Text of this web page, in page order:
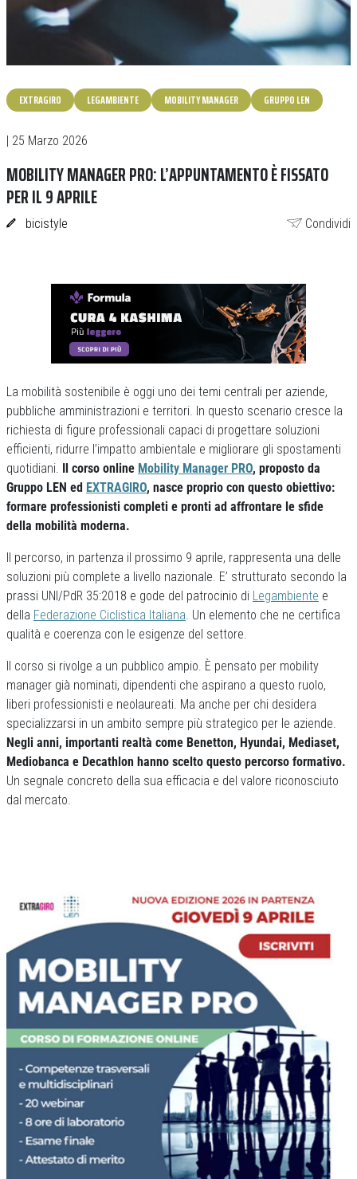
EXTRAGIRO LEGAMBIENTE MOBILITY MANAGER GRUPPO LEN
| 25 Marzo 2026
MOBILITY MANAGER PRO: L’APPUNTAMENTO È FISSATO
PER IL 9 APRILE
bicistyle Condividi
La mobilità sostenibile è oggi uno dei temi centrali per aziende,
pubbliche amministrazioni e territori. In questo scenario cresce la
richiesta di figure professionali capaci di progettare soluzioni
efficienti, ridurre l’impatto ambientale e migliorare gli spostamenti
quotidiani. Il corso online Mobility Manager PRO, proposto da
Gruppo LEN ed EXTRAGIRO, nasce proprio con questo obiettivo:
formare professionisti completi e pronti ad affrontare le sfide
della mobilità moderna.
Il percorso, in partenza il prossimo 9 aprile, rappresenta una delle
soluzioni più complete a livello nazionale. E’ strutturato secondo la
prassi UNI/PdR 35:2018 e gode del patrocinio di Legambiente e
della Federazione Ciclistica Italiana. Un elemento che ne certifica
qualità e coerenza con le esigenze del settore.
Il corso si rivolge a un pubblico ampio. È pensato per mobility
manager già nominati, dipendenti che aspirano a questo ruolo,
liberi professionisti e neolaureati. Ma anche per chi desidera
specializzarsi in un ambito sempre più strategico per le aziende.
Negli anni, importanti realtà come Benetton, Hyundai, Mediaset,
Mediobanca e Decathlon hanno scelto questo percorso formativo.
Un segnale concreto della sua efficacia e del valore riconosciuto
dal mercato.